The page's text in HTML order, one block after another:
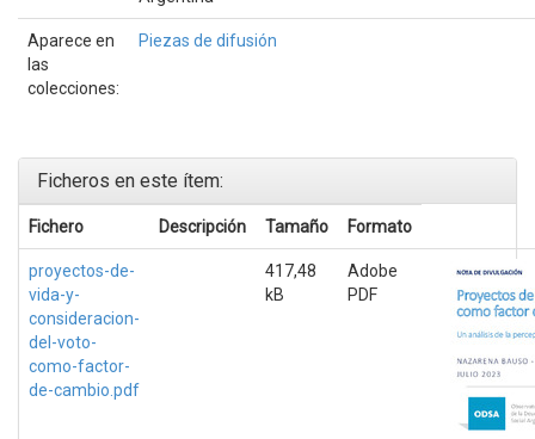
Aparece en
las
colecciones:
Piezas de difusión
Ficheros en este ítem:
Fichero Descripción Tamaño Formato
proyectos-de-
vida-y-
consideracion-
del-voto-
como-factor-
de-cambio.pdf
417,48
kB
Adobe
PDF